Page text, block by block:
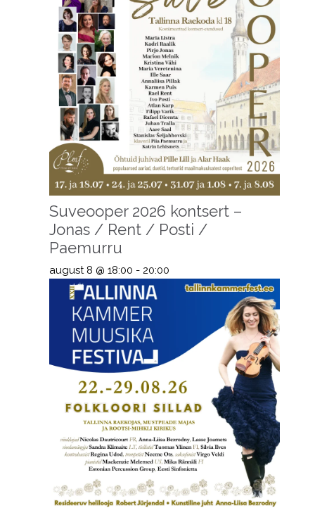
Suveooper 2026 kontsert –
Jonas / Rent / Posti /
Paemurru
august 8 @ 18:00 - 20:00